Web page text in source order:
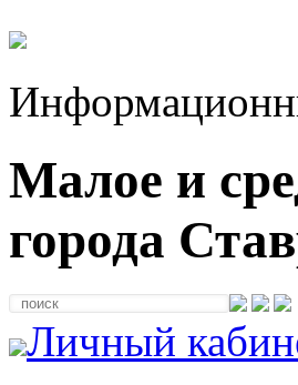
Малое и
города
Личный